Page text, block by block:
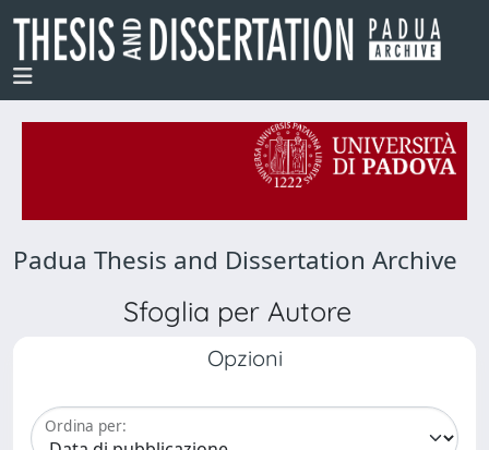
Padua Thesis and Dissertation Archive
Sfoglia per Autore
Opzioni
Ordina per: